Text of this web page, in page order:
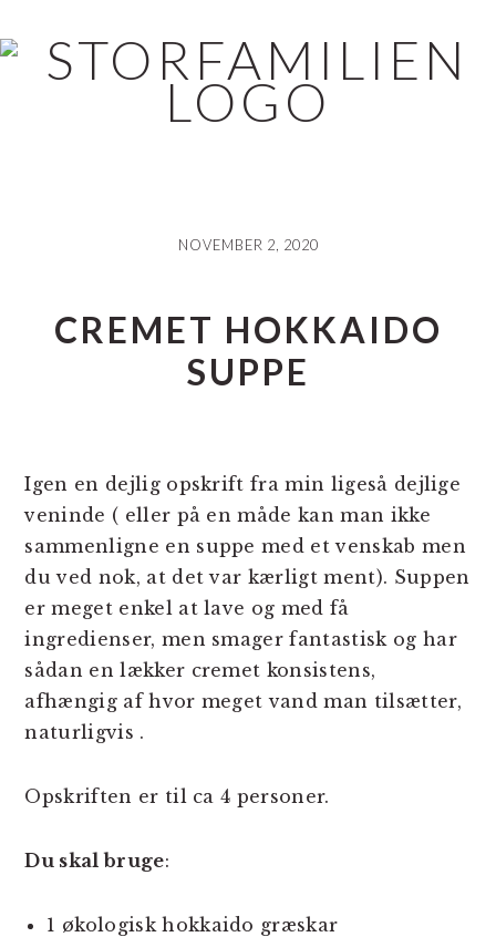
til
indhold
direkte
direkte
NOVEMBER 2, 2020
CREMET HOKKAIDO
SUPPE
Igen en dejlig opskrift fra min ligeså dejlige
veninde ( eller på en måde kan man ikke
sammenligne en suppe med et venskab men
du ved nok, at det var kærligt ment). Suppen
er meget enkel at lave og med få
ingredienser, men smager fantastisk og har
sådan en lækker cremet konsistens,
afhængig af hvor meget vand man tilsætter,
naturligvis .
Opskriften er til ca 4 personer.
Du skal bruge:
1 økologisk hokkaido græskar